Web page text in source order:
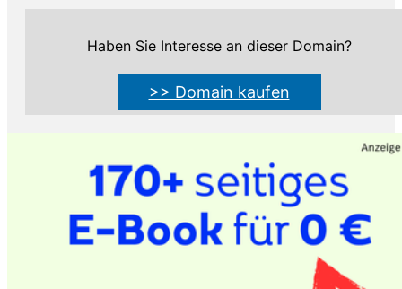
Haben Sie Interesse an dieser Domain?
>> Domain kaufen